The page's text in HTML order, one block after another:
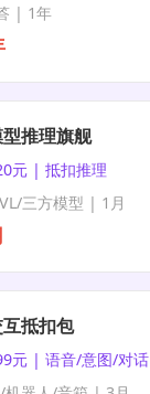
| 1年
推理旗舰
元 | 抵扣推理
三方模型 | 1月
抵扣包
元 | 语音/意图/对话